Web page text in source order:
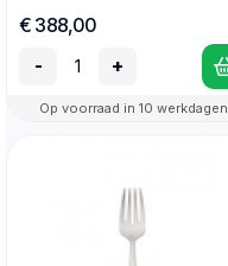
€ 388,00
-
+
Op voorraad in 10 werkdagen